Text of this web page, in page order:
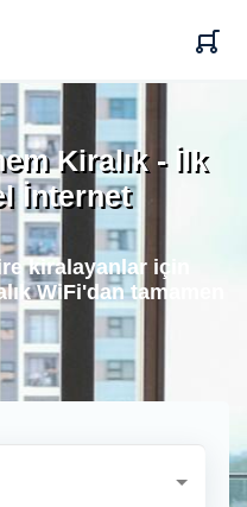
Kiralık - İlk
İnternet
kiralayanlar için
WiFi'dan tamamen